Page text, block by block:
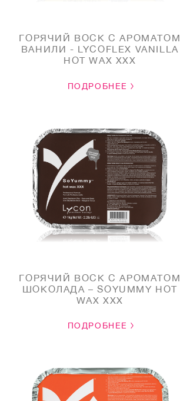
ГОРЯЧИЙ ВОСК С АРОМАТОМ
ВАНИЛИ - LYCOFLEX VANILLA
HOT WAX XXX
ПОДРОБНЕЕ
ГОРЯЧИЙ ВОСК С АРОМАТОМ
ШОКОЛАДА – SOYUMMY HOT
WAX XXX
ПОДРОБНЕЕ